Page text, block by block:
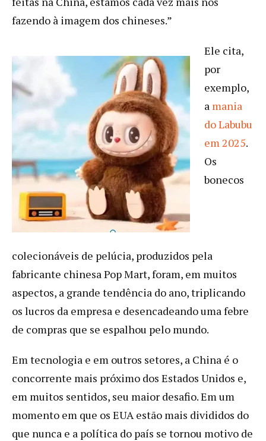
fazendo à imagem dos chineses.”
Ele cita,
por
exemplo,
a mania
do Labubu
em 2025.
Os
bonecos
colecionáveis de pelúcia, produzidos pela
fabricante chinesa Pop Mart, foram, em muitos
aspectos, a grande tendência do ano, triplicando
os lucros da empresa e desencadeando uma febre
de compras que se espalhou pelo mundo.
Em tecnologia e em outros setores, a China é o
concorrente mais próximo dos Estados Unidos e,
em muitos sentidos, seu maior desafio. Em um
momento em que os EUA estão mais divididos do
que nunca e a política do país se tornou motivo de